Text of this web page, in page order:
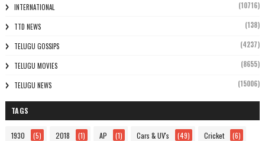
INTERNATIONAL (10716)
TTD NEWS (138)
TELUGU GOSSIPS (4237)
TELUGU MOVIES (8655)
TELUGU NEWS (15006)
TAGS
1930 (5) 2018 (1) AP (1) Cars & UV's (49) Cricket (6)